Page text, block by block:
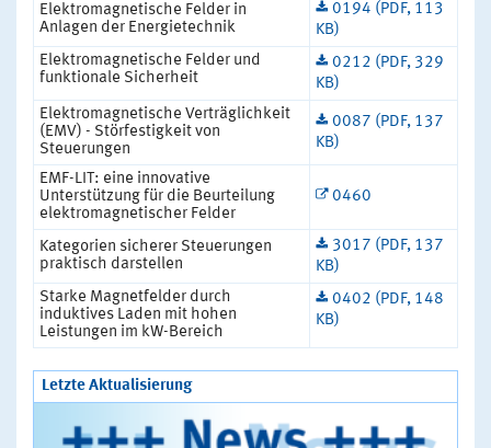
Elektromagnetische Felder in
Anlagen der Energietechnik
0194 (PDF, 113
KB)
Elektromagnetische Felder und
funktionale Sicherheit
0212 (PDF, 329
KB)
Elektromagnetische Verträglichkeit
(EMV) - Störfestigkeit von
Steuerungen
0087 (PDF, 137
KB)
EMF-LIT: eine innovative
Unterstützung für die Beurteilung
elektromagnetischer Felder
0460
Kategorien sicherer Steuerungen
praktisch darstellen
3017 (PDF, 137
KB)
Starke Magnetfelder durch
induktives Laden mit hohen
Leistungen im kW-Bereich
0402 (PDF, 148
KB)
Letzte Aktualisierung